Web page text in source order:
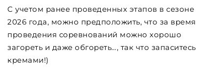
С учетом ранее проведенных этапов в сезоне
2026 года, можно предположить, что за время
проведения соревнований можно хорошо
загореть и даже обгореть…, так что запаситесь
кремами!)